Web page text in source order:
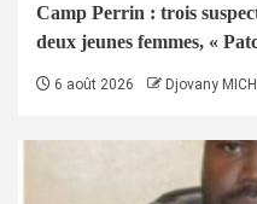
Camp Perrin : trois
deux jeunes femmes, «
6 août 2026 Djovany